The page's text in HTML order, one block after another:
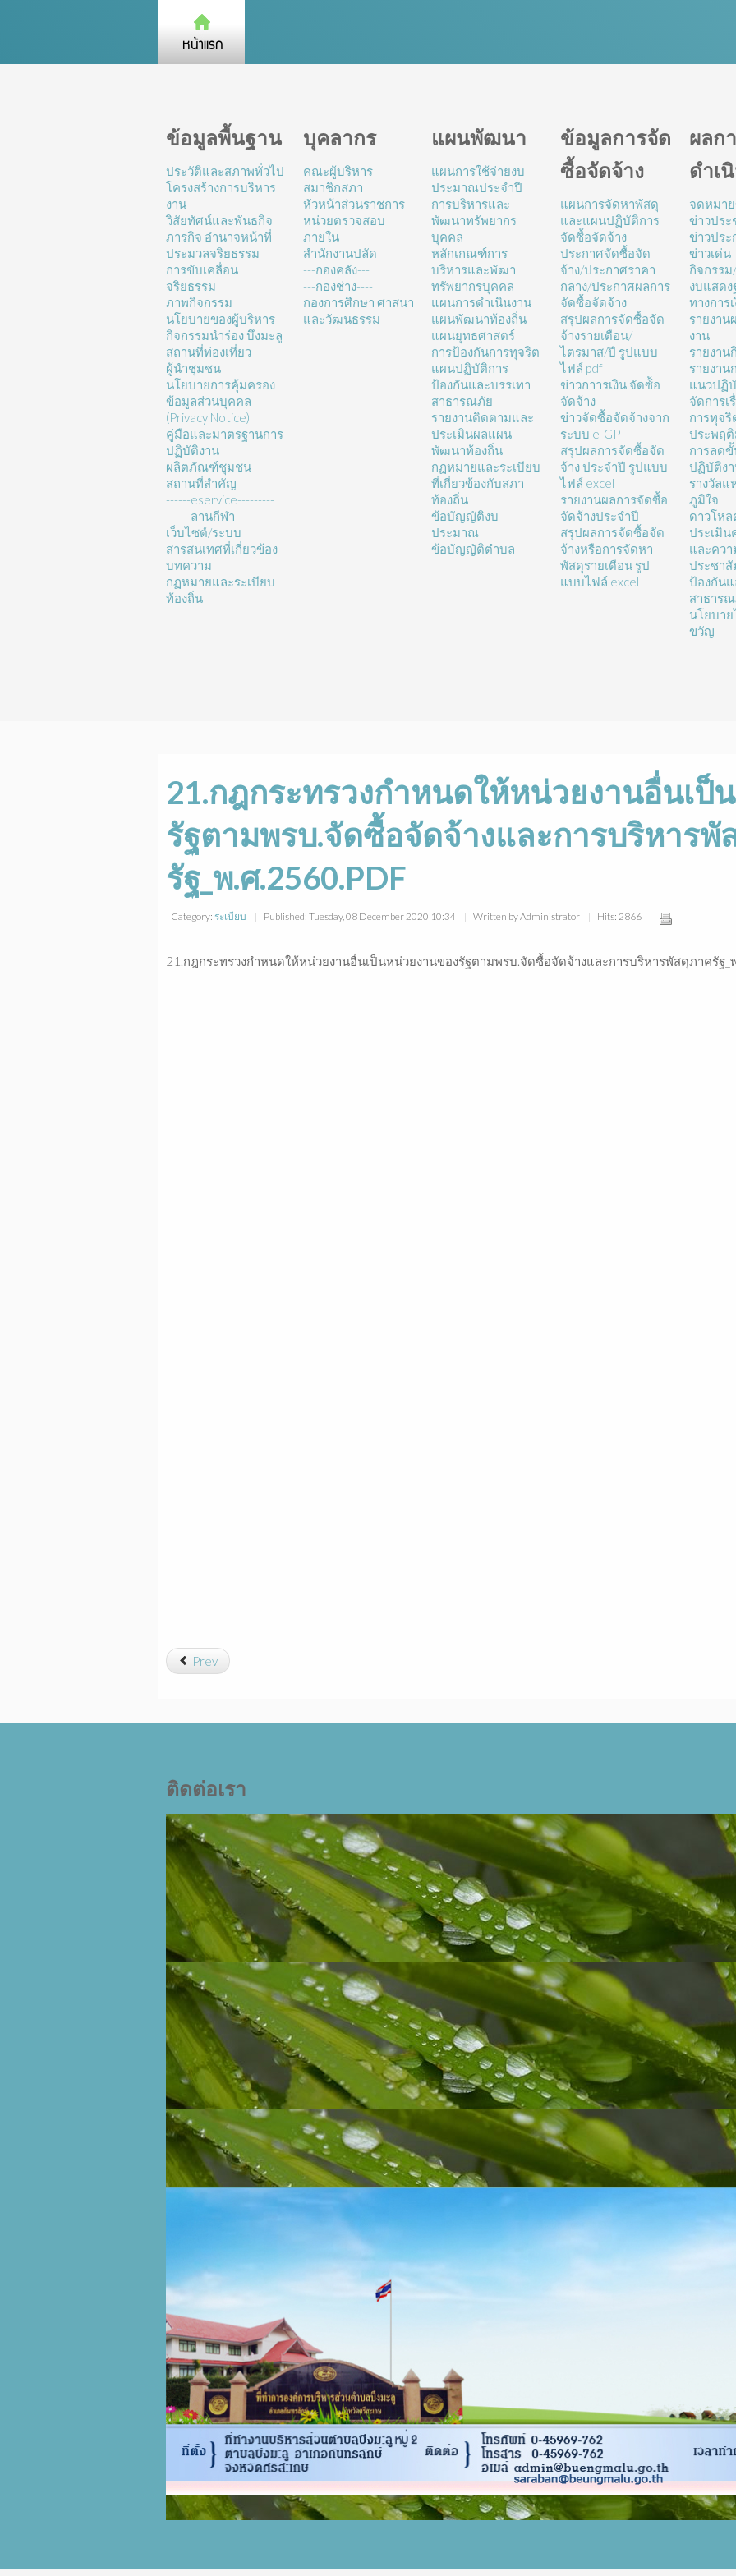
ข้อมูลพื้นฐาน
ประวัติและสภาพทั่วไป
โครงสร้างการบริหาร
งาน
วิสัยทัศน์และพันธกิจ
ภารกิจ อำนาจหน้าที่
ประมวลจริยธรรม
การขับเคลื่อน
จริยธรรม
ภาพกิจกรรม
นโยบายของผู้บริหาร
กิจกรรมนำร่อง บึงมะลู
สถานที่ท่องเที่ยว
ผู้นำชุมชน
นโยบายการคุ้มครอง
ข้อมูลส่วนบุคคล
(Privacy Notice)
คู่มือและมาตรฐานการ
ปฏิบัติงาน
ผลิตภัณฑ์ชุมชน
สถานที่สำคัญ
------eservice---------
------ลานกีฬา-------
เว็บไซต์/ระบบ
สารสนเทศที่เกี่ยวข้อง
บทความ
กฏหมายและระเบียบ
ท้องถิ่น
บุคลากร
คณะผู้บริหาร
สมาชิกสภา
หัวหน้าส่วนราชการ
หน่วยตรวจสอบ
ภายใน
สำนักงานปลัด
---กองคลัง---
---กองช่าง----
กองการศึกษา ศาสนา
และวัฒนธรรม
แผนพัฒนา
แผนการใช้จ่ายงบ
ประมาณประจำปี
การบริหารและ
พัฒนาทรัพยากร
บุคคล
หลักเกณฑ์การ
บริหารและพัฒา
ทรัพยากรบุคคล
แผนการดำเนินงาน
แผนพัฒนาท้องถิ่น
แผนยุทธศาสตร์
การป้องกันการทุจริต
แผนปฏิบัติการ
ป้องกันและบรรเทา
สาธารณภัย
รายงานติดตามและ
ประเมินผลแผน
พัฒนาท้องถิ่น
กฏหมายและระเบียบ
ที่เกี่ยวข้องกับสภา
ท้องถิ่น
ข้อบัญญัติงบ
ประมาณ
ข้อบัญญัติตำบล
ข้อมูลการจัด
ซื้อจัดจ้าง
แผนการจัดหาพัสดุ
และแผนปฏิบัติการ
จัดซื้อจัดจ้าง
ประกาศจัดซื้อจัด
จ้าง/ประกาศราคา
กลาง/ประกาศผลการ
จัดซื้อจัดจ้าง
สรุปผลการจัดซื้อจัด
จ้างรายเดือน/
ไตรมาส/ปี รูปแบบ
ไฟล์ pdf
ข่าวกาารเงิน จัดซ์้อ
จัดจ้าง
ข่าวจัดซื้อจัดจ้างจาก
ระบบ e-GP
สรุปผลการจัดซื้อจัด
จ้าง ประจำปี รูปแบบ
ไฟล์ excel
รายงานผลการจัดซื้อ
จัดจ้างประจำปี
สรุปผลการจัดซื้อจัด
จ้างหรือการจัดหา
พัสดุรายเดือน รูป
แบบไฟล์ excel
ผลก
ดำเ
จดหมา
ข่าวปร
ข่าวประ
ข่าวเด่น
กิจกรรม
งบแสดง
ทางการ
รายงาน
งาน
รายงาน
รายงาน
แนวปฏิ
จัดการเ
การทุจ
ประพฤ
การลด
ปฏิบัติง
รางวัลแ
ภูมิใจ
ดาวโห
ประเมิ
และควา
ประชา
ป้องกันแ
สาธาร
นโยบา
ขวัญ
21.กฎกระทรวงกำหนดให้หน่วยงานอื่นเป็
รัฐตามพรบ.จัดซื้อจัดจ้างและการบริหารพั
รัฐ_พ.ศ.2560.PDF
Category: ระเบียบ Published: Tuesday, 08 December 2020 10:34 Written by Administrator Hits: 2866
21.กฎกระทรวงกำหนดให้หน่วยงานอื่นเป็นหน่วยงานของรัฐตามพรบ.จัดซื้อจัดจ้างและการบริหารพัสดุภาครัฐ_
Prev
ติดต่อเรา